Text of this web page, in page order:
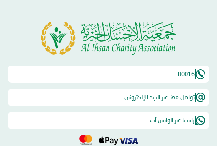
80016
تواصل معنا عبر البريد الإلكتروني
راسلنا عبر الواتس آب